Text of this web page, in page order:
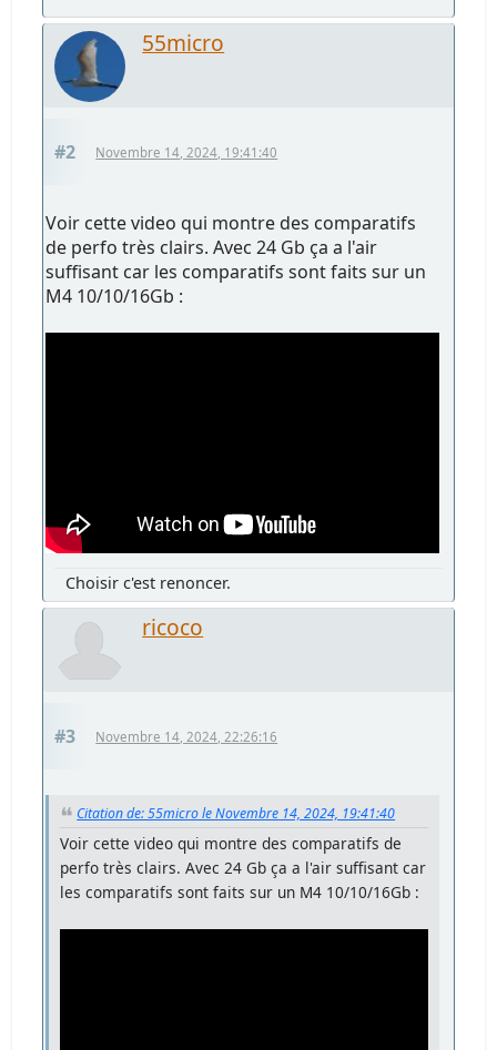
55micro
#2 Novembre 14, 2024, 19:41:40
Voir cette video qui montre des comparatifs
de perfo très clairs. Avec 24 Gb ça a l'air
suffisant car les comparatifs sont faits sur un
M4 10/10/16Gb :
Choisir c'est renoncer.
ricoco
#3 Novembre 14, 2024, 22:26:16
Citation de: 55micro le Novembre 14, 2024, 19:41:40
Voir cette video qui montre des comparatifs de
perfo très clairs. Avec 24 Gb ça a l'air suffisant car
les comparatifs sont faits sur un M4 10/10/16Gb :